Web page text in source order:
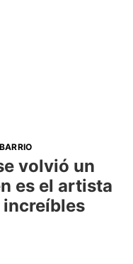
volvió un
es el artista
increíbles